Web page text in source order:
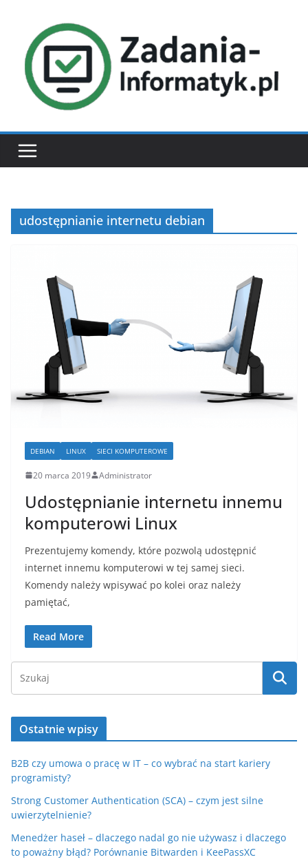
treści
udostępnianie internetu debian
DEBIAN LINUX SIECI KOMPUTEROWE
20 marca 2019 Administrator
Udostępnianie internetu innemu
komputerowi Linux
Prezentujemy komendy, które pozwolą udostępnić
internet innemu komputerowi w tej samej sieci.
Komendy należy wpisywać po kolei oraz należy
pamiętać,
Read More
Ostatnie wpisy
B2B czy umowa o pracę w IT – co wybrać na start kariery
programisty?
Strong Customer Authentication (SCA) – czym jest silne
uwierzytelnienie?
Menedżer haseł – dlaczego nadal go nie używasz i dlaczego
to poważny błąd? Porównanie Bitwarden i KeePassXC